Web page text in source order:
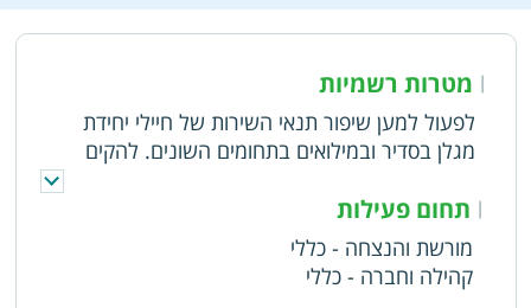
| מטרות רשמיות
לפעול למען שיפור תנאי השירות של חיילי יחידת
מגלן בסדיר ובמילואים בתחומים השונים. להקים
מפעלים למען רווחת חיילי היחידה בסדיר ובמילואים.
לשמר ולטפח את מורשת היחידה. לסייע לחיילים
ולמשפחותיהם במקרי אסון, מחלה, מוות או כל מצב
קשה אחר. לקשר בין המשפחות השכולות לבין
היחידה ולהנציח הנופלים
| תחום פעילות
מורשת והנצחה - כללי
קהילה וחברה - כללי